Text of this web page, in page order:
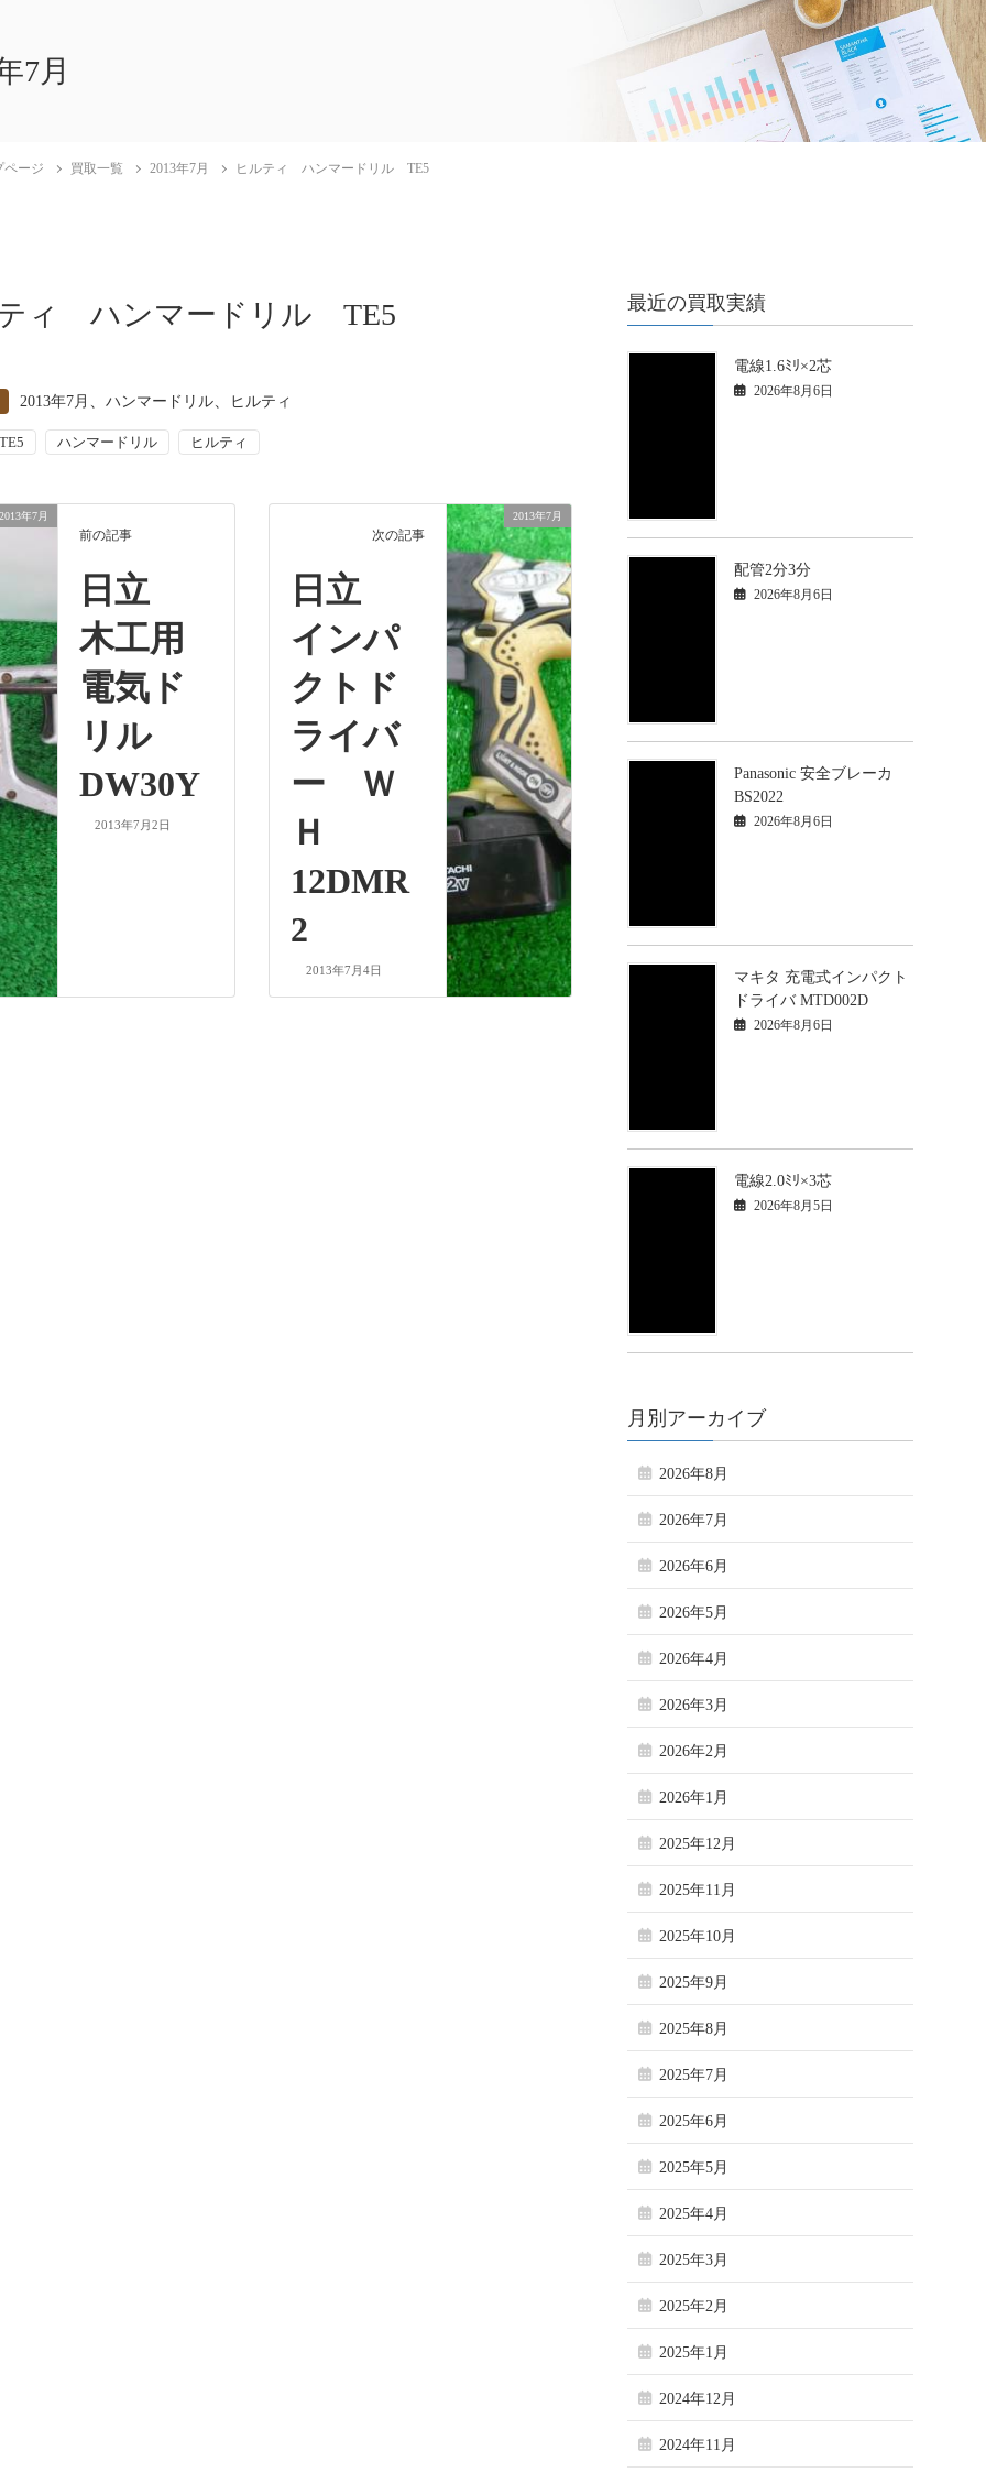
7月
ページ 買取一覧 2013年7月 ヒルティ ハンマードリル TE5
ィ ハンマードリル TE5
2013年7月 、ハンマードリル、 ヒルティ
TE5 ハンマードリル ヒルティ
2013年7月
前の記事
日立
木工用
電気ド
リル
DW30Y
2013年7月2日
2013年7月
次の記事
日立
インパ
クトド
ライバ
ー Ｗ
Ｈ
12DMR
2
2013年7月4日
最近の買取実績
電線1.6ﾐﾘ×2芯
2026年8月6日
配管2分3分
2026年8月6日
Panasonic 安全ブレーカ
BS2022
2026年8月6日
マキタ 充電式インパクト
ドライバ MTD002D
2026年8月6日
電線2.0ﾐﾘ×3芯
2026年8月5日
月別アーカイブ
2026年8月
2026年7月
2026年6月
2026年5月
2026年4月
2026年3月
2026年2月
2026年1月
2025年12月
2025年11月
2025年10月
2025年9月
2025年8月
2025年7月
2025年6月
2025年5月
2025年4月
2025年3月
2025年2月
2025年1月
2024年12月
2024年11月